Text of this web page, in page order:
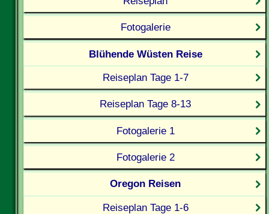
Fotogalerie
Blühende Wüsten Reise
Reiseplan Tage 1-7
Reiseplan Tage 8-13
Fotogalerie 1
Fotogalerie 2
Oregon Reisen
Reiseplan Tage 1-6